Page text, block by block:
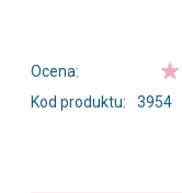
Ocena:
Kod produktu:
3954